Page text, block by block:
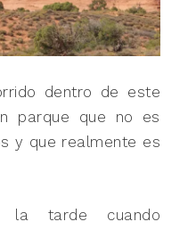
dentro de este
parque que no es
y que realmente es
tarde cuando